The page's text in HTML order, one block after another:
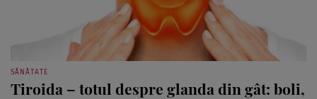
SĂNĂTATE
Tiroida – totul despre glanda din gât: boli,